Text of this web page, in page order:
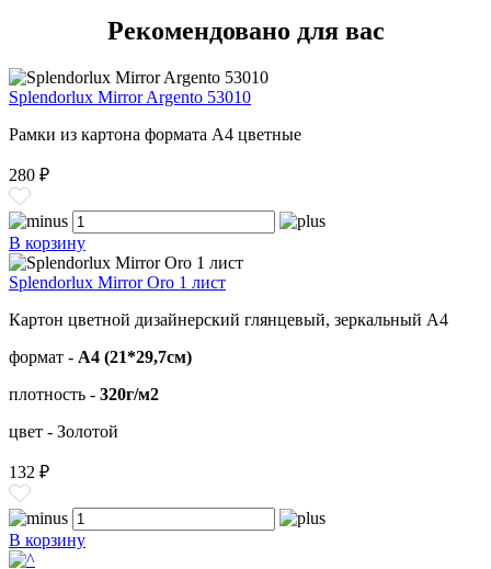
Рекомендовано для вас
Splendorlux Mirror Argento 53010
Рамки из картона формата А4 цветные
280 ₽
В корзину
Splendorlux Mirror Oro 1 лист
Картон цветной дизайнерский глянцевый, зеркальный А4
формат - А4 (21*29,7см)
плотность - 320г/м2
цвет - Золотой
132 ₽
В корзину